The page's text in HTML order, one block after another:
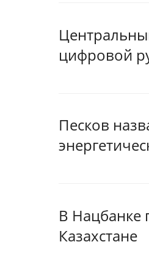
цифровой
Песков
В Нацбанке
Казахстане